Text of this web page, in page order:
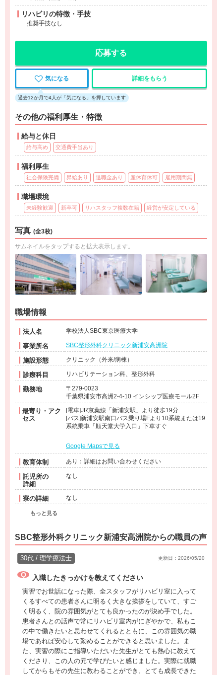
リハビリの特徴・手技
推奨手技なし
応募する
気になる 詳細をもらう
過去12か月で4人が「気になる」を押しています
その他の福利厚生・特徴
給与と休日
給与高め 交通費手当あり
福利厚生
社会保険完備 昇給あり 退職金あり 産休育休可 雇用期間無
職場環境
未経験歓迎 新卒可 リハスタッフ複数在籍 経営が安定している
写真 (全3枚)
サムネイルをタップすると拡大表示します。
職場情報
法人名 学校法人SBC東京医療大学
事業所名 SBC整形外科クリニック新浦安高洲院
施設形態 クリニック（外来/病棟）
診療科目 リハビリテーション科、整形外科
勤務地
〒279-0023
千葉県浦安市高洲2-4-10 インシップ医療モール2F
最寄り・アク
セス
[電車]JR京葉線「新浦安駅」より徒歩19分
[バス]新浦安駅南口バス乗り場Fより10系統または19
系統乗車「順天堂大学入口」下車すぐ
Google Mapsで見る
教育体制 あり：詳細はお問い合わせください
託児所の
詳細
なし
寮の詳細 なし
もっと見る
SBC整形外科クリニック新浦安高洲院からの職員の声
30代 / 理学療法士 更新日：2026/05/20
入職したきっかけを教えてください
実習でお世話になった際、全スタッフがリハビリ室に入って
くるすべての患者さんに明るく大きな挨拶をしていて、すご
く明るく、院の雰囲気がとても良かったのが決め手でした。
患者さんとの話声で常にリハビリ室内がにぎやかで、私もこ
の中で働きたいと思わせてくれるとともに、この雰囲気の職
場であれば安心して勤めることができると思いました。ま
た、実習の際にご指導いただいた先生がとても熱心に教えて
くださり、この人の元で学びたいと感じました。実際に就職
してからもその先生に教わることができ、とても成長できた